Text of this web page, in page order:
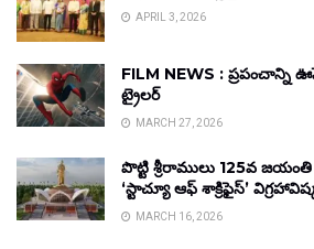
APRIL 3, 2026
FILM NEWS : ప్రపంచాన్ని
ట్రైలర్
MARCH 27, 2026
పొట్టి శ్రీరాములు 125వ
‘స్టాచ్యూ ఆఫ్ శాక్రిఫైస్’
MARCH 16, 2026